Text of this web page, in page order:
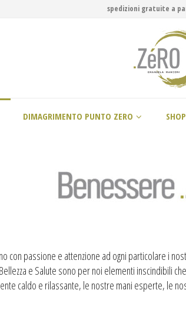
spedizioni gratuite a
DIMAGRIMENTO PUNTO ZERO SHOP
con passione e attenzione ad ogni particolare i
Bellezza e Salute sono per noi elementi inscindibili
caldo e rilassante, le nostre mani esperte, le